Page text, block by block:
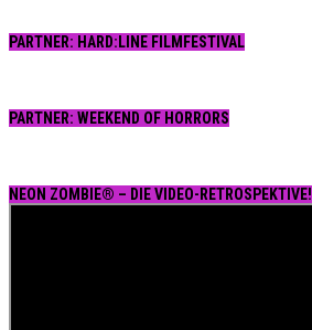
PARTNER: HARD:LINE FILMFESTIVAL
PARTNER: WEEKEND OF HORRORS
NEON ZOMBIE® – DIE VIDEO-RETROSPEKTIVE!